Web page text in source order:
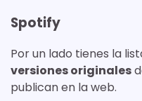
Spotify
Por un lado tienes la
versiones originales
publican en la web.